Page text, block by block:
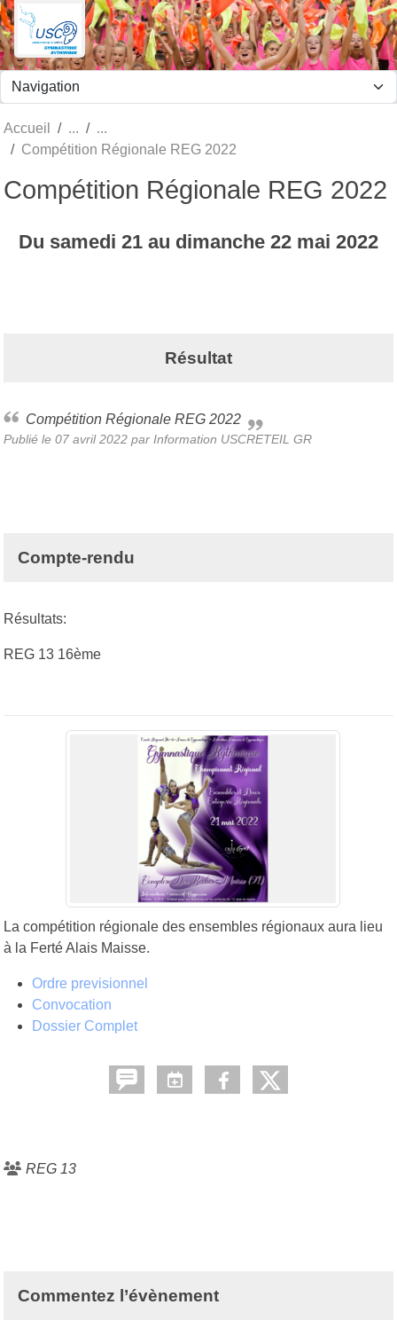
Accueil
Compétition Régionale REG 2022
Compétition Régionale REG 2022
Du samedi 21 au dimanche 22 mai 2022
Résultat
Compétition Régionale REG 2022
Publié le 07 avril 2022 par Information USCRETEIL GR
Compte-rendu
Résultats:
REG 13 16ème
La compétition régionale des ensembles régionaux aura lieu
à la Ferté Alais Maisse.
Ordre previsionnel
Convocation
Dossier Complet
REG 13
Commentez l’évènement
Panneau de gestion des cookies